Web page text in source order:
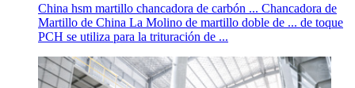
China hsm martillo chancadora de carbón ... Chancadora de
Martillo de China La Molino de martillo doble de ... de toque
PCH se utiliza para la trituración de ...